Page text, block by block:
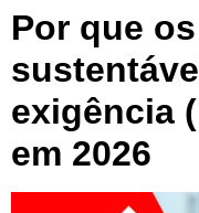
Por que
exigência
em 2026